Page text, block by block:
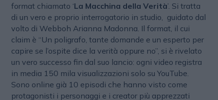
format chiamato ‘La Macchina della Verità’. Si tratta
di un vero e proprio interrogatorio in studio, guidato dal
volto di Webboh Arianna Madonna. Il format, il cui
claim è “Un poligrafo, tante domande e un esperto per
capire se l’ospite dice la verità oppure no”, si è rivelato
un vero successo fin dal suo lancio: ogni video registra
in media 150 mila visualizzazioni solo su YouTube.
Sono online già 10 episodi che hanno visto come
protagonisti i personaggi e i creator più apprezzati